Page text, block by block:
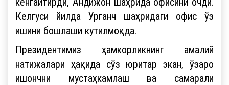
Келгуси йилда Урганч шаҳридаги офис ўз
ишини бошлаши кутилмоқда.
Президентимиз ҳамкорликнинг амалий
натижалари ҳақида сўз юритар экан, ўзаро
ишончни мустаҳкамлаш ва самарали